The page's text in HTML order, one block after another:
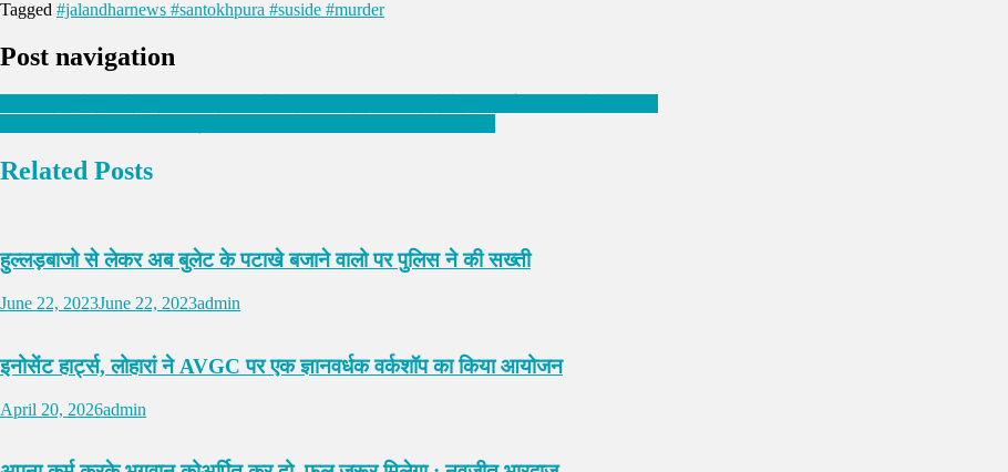
Tagged #jalandharnews #santokhpura #suside #murder
Post navigation
Related Posts
हुल्लड़बाजो से लेकर अब बुलेट के पटाखे बजाने वालो पर पुलिस ने की सख्ती
June 22, 2023June 22, 2023admin
इनोसेंट हार्ट्स, लोहारां ने AVGC पर एक ज्ञानवर्धक वर्कशॉप का किया आयोजन
April 20, 2026admin